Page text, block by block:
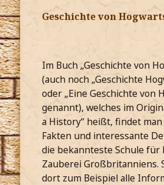
Geschichte von
Im Buch „Geschichte von
(auch noch „Geschichte
oder „Eine Geschichte von
genannt), welches im
a History“ heißt, findet
Fakten und interessante
die bekannteste Schule für
Zauberei Großbritanniens.
dort zum Beispiel alle